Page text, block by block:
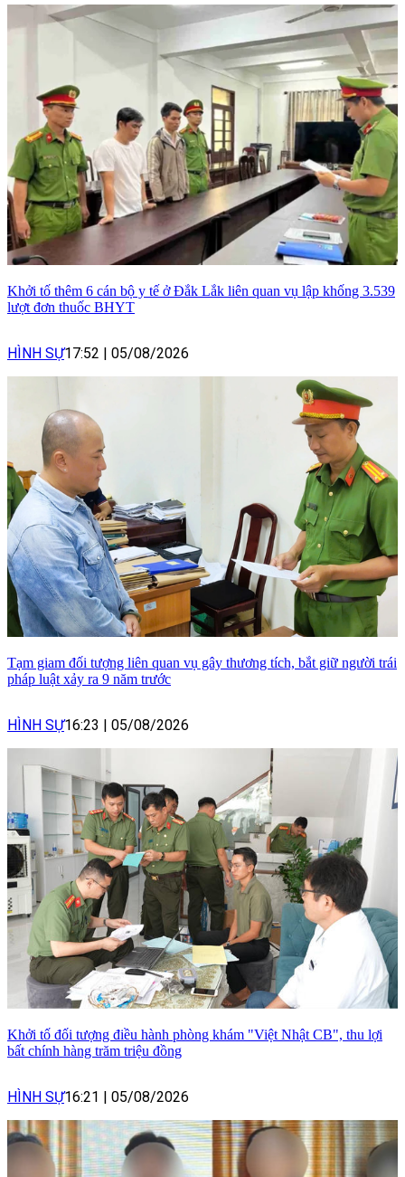
Khởi tố thêm 6 cán bộ y tế ở Đắk Lắk liên quan vụ lập khống 3.539
lượt đơn thuốc BHYT
HÌNH SỰ17:52 | 05/08/2026
Tạm giam đối tượng liên quan vụ gây thương tích, bắt giữ người trái
pháp luật xảy ra 9 năm trước
HÌNH SỰ16:23 | 05/08/2026
Khởi tố đối tượng điều hành phòng khám "Việt Nhật CB", thu lợi
bất chính hàng trăm triệu đồng
HÌNH SỰ16:21 | 05/08/2026